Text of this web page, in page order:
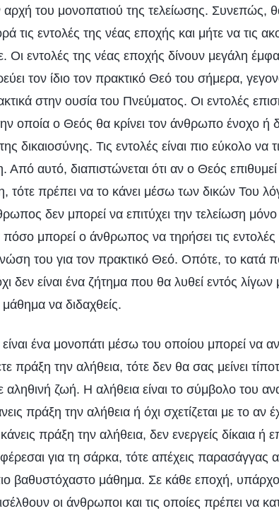
αρχή του μονοπατιού της τελείωσης. Συνεπώς,
εντολές της νέας εποχής και μήτε να τις
Οι εντολές της νέας εποχής δίνουν μεγάλη
τον ίδιο τον πρακτικό Θεό του σήμερα,
στην ουσία του Πνεύματος. Οι εντολές
οποία ο Θεός θα κρίνει τον άνθρωπο ένοχο ή
δικαιοσύνης. Τις εντολές είναι πιο εύκολο να
Από αυτό, διαπιστώνεται ότι αν ο Θεός
τότε πρέπει να το κάνει μέσω των δικών Του
δεν μπορεί να επιτύχει την τελείωση μόνο
μπορεί ο άνθρωπος να τηρήσει τις
του για τον πρακτικό Θεό. Οπότε, το κατά
δεν είναι ένα ζήτημα που θα λυθεί εντός
να διδαχθείς.
ένα μονοπάτι μέσω του οποίου μπορεί να
πράξη την αλήθεια, τότε δεν θα σας μείνει
αληθινή ζωή. Η αλήθεια είναι το σύμβολο του
πράξη την αλήθεια ή όχι σχετίζεται με το αν
πράξη την αλήθεια, δεν ενεργείς δίκαια ή
για τη σάρκα, τότε απέχεις παρασάγγας
βαθυστόχαστο μάθημα. Σε κάθε εποχή,
οι άνθρωποι και τις οποίες πρέπει να